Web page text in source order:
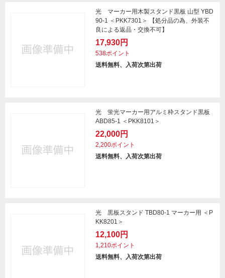
光 マーカー用木製スタンド黒板 山型 YBD
90-1 ＜PKK7301＞ 【処分品の為、外装不
良による返品・交換不可】
17,930円
538ポイント
送料無料、入荷次第出荷
光 蛍光マーカー用アルミ枠スタンド黒板
ABD85-1 ＜PKK8101＞
22,000円
2,200ポイント
送料無料、入荷次第出荷
光 黒板スタンド TBD80-1 マーカー用 ＜P
KK8201＞
12,100円
1,210ポイント
送料無料、入荷次第出荷